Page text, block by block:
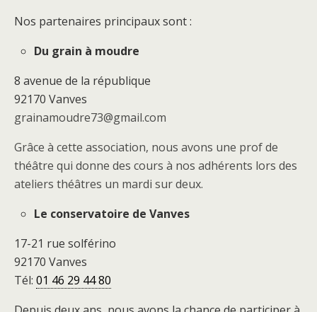
Nos partenaires principaux sont :
Du grain à moudre
8 avenue de la république
92170 Vanves
grainamoudre73@gmail.com
Grâce à cette association, nous avons une prof de
théâtre qui donne des cours à nos adhérents lors des
ateliers théâtres un mardi sur deux.
Le conservatoire de Vanves
17-21 rue solférino
92170 Vanves
Tél: 01 46 29 44 80